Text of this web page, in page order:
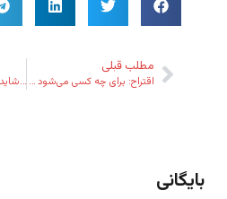
مطلب قبلی
اقتراح: برای چه کسی می‌شود کار کرد؟ – بخش اول
بایگانی